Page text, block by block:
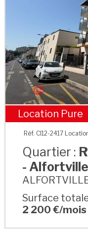
RER
Location Pure
Réf. CI12-2417
Quartier :
- Alfortville
Surface
2 200 €/mois